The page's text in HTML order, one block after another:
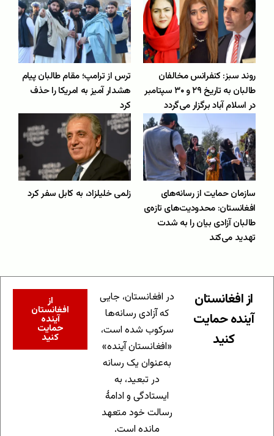
روند سبز: کنفرانس مخالفان
طالبان به تاریخ ۲۹ و ۳۰ سپتامبر
در اسلام آباد برگزار می‌گردد
ترس از ترامپ؛ مقام طالبان پیام
هشدار آمیز به امریکا را حذف
کرد
سازمان حمایت از رسانه‌های
افغانستان: محدودیت‌های تازه‌ی
طالبان آزادی بیان را به شدت
تهدید می‌کند
زلمی خلیلزاد، به کابل سفر کرد
از افغانستان
آینده حمایت
کنید
در افغانستان، جایی
که آزادی رسانه‌ها
سرکوب شده است،
«افغانستان آینده»
به‌عنوان یک رسانه
در تبعید، به
ایستادگی و ادامهٔ
رسالت خود متعهد
مانده است.
از
افغانستان
آینده
حمایت
کنید